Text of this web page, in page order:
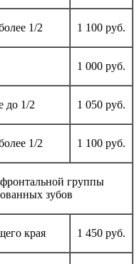
1/2 1 100 руб.
1 000 руб.
до 1/2 1 050 руб.
1/2 1 100 руб.
группы
зубов
края 1 450 руб.